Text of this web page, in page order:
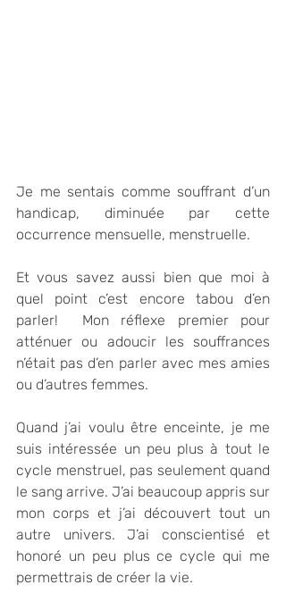
Je me sentais comme souffrant d’un
handicap, diminuée par cette
occurrence mensuelle, menstruelle.
Et vous savez aussi bien que moi à
quel point c’est encore tabou d’en
parler!  Mon réflexe premier pour
atténuer ou adoucir les souffrances
n’était pas d’en parler avec mes amies
ou d’autres femmes.
Quand j’ai voulu être enceinte, je me
suis intéressée un peu plus à tout le
cycle menstruel, pas seulement quand
le sang arrive. J’ai beaucoup appris sur
mon corps et j’ai découvert tout un
autre univers. J’ai conscientisé et
honoré un peu plus ce cycle qui me
permettrais de créer la vie.